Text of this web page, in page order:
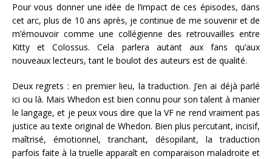
Pour vous donner une idée de l’impact de ces épisodes, dans
cet arc, plus de 10 ans après, je continue de me souvenir et de
m’émouvoir comme une collégienne des retrouvailles entre
Kitty et Colossus. Cela parlera autant aux fans qu’aux
nouveaux lecteurs, tant le boulot des auteurs est de qualité.
Deux regrets : en premier lieu, la traduction. J’en ai déjà parlé
ici ou là. Mais Whedon est bien connu pour son talent à manier
le langage, et je peux vous dire que la VF ne rend vraiment pas
justice au texte original de Whedon. Bien plus percutant, incisif,
maîtrisé, émotionnel, tranchant, désopilant, la traduction
parfois faite à la truelle apparaît en comparaison maladroite et